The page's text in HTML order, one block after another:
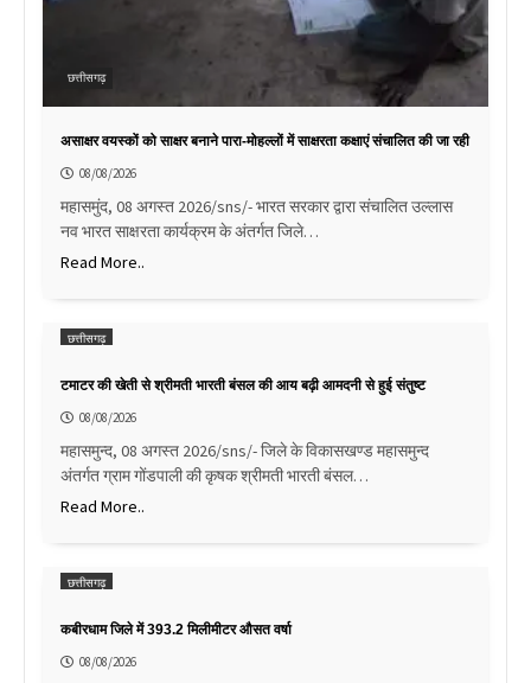
छत्तीसगढ़
असाक्षर वयस्कों को साक्षर बनाने पारा-मोहल्लों में साक्षरता कक्षाएं संचालित की जा रही
08/08/2026
महासमुंद, 08 अगस्त 2026/sns/- भारत सरकार द्वारा संचालित उल्लास
नव भारत साक्षरता कार्यक्रम के अंतर्गत जिले…
Read More..
छत्तीसगढ़
टमाटर की खेती से श्रीमती भारती बंसल की आय बढ़ी आमदनी से हुई संतुष्ट
08/08/2026
महासमुन्द, 08 अगस्त 2026/sns/- जिले के विकासखण्ड महासमुन्द
अंतर्गत ग्राम गोंडपाली की कृषक श्रीमती भारती बंसल…
Read More..
छत्तीसगढ़
कबीरधाम जिले में 393.2 मिलीमीटर औसत वर्षा
08/08/2026